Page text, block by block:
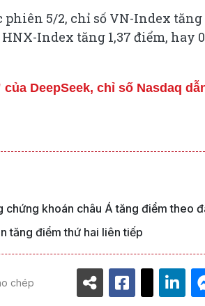
5/2, chỉ số VN-Index tăng
Index tăng 1,37 điểm, hay
DeepSeek, chỉ số Nasdaq
chứng khoán châu Á tăng điểm theo
tăng điểm thứ hai liên tiếp
chép